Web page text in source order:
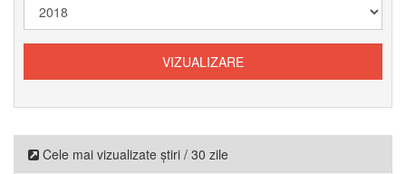
Cele mai vizualizate știri / 30 zile